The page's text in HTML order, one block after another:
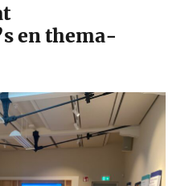
en thema-